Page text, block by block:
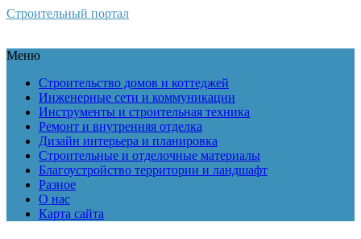
Строительный портал
Меню
Строительство домов и коттеджей
Инженерные сети и коммуникации
Инструменты и строительная техника
Ремонт и внутренняя отделка
Дизайн интерьера и планировка
Строительные и отделочные материалы
Благоустройство территории и ландшафт
Разное
О нас
Карта сайта